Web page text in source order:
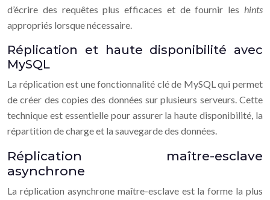
d’écrire des requêtes plus efficaces et de fournir les hints
appropriés lorsque nécessaire.
Réplication et haute disponibilité avec
MySQL
La réplication est une fonctionnalité clé de MySQL qui permet
de créer des copies des données sur plusieurs serveurs. Cette
technique est essentielle pour assurer la haute disponibilité, la
répartition de charge et la sauvegarde des données.
Réplication maître-esclave
asynchrone
La réplication asynchrone maître-esclave est la forme la plus